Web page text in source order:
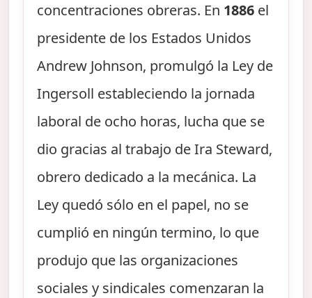
concentraciones obreras. En 1886 el
presidente de los Estados Unidos
Andrew Johnson, promulgó la Ley de
Ingersoll estableciendo la jornada
laboral de ocho horas, lucha que se
dio gracias al trabajo de Ira Steward,
obrero dedicado a la mecánica. La
Ley quedó sólo en el papel, no se
cumplió en ningún termino, lo que
produjo que las organizaciones
sociales y sindicales comenzaran la